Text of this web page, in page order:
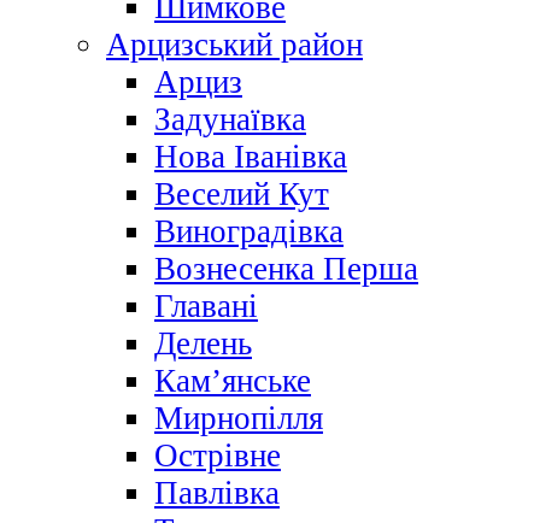
Шимкове
Арцизський район
Арциз
Задунаївка
Нова Іванівка
Веселий Кут
Виноградівка
Вознесенка Перша
Главані
Делень
Кам’янське
Мирнопілля
Острівне
Павлівка